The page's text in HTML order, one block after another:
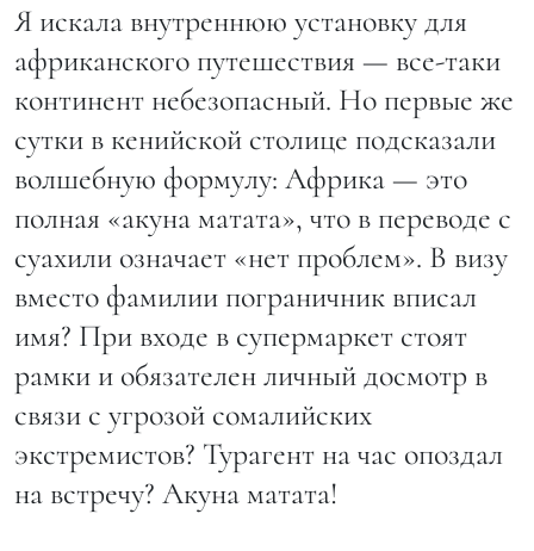
Я искала внутреннюю установку для
африканского путешествия — все-таки
континент небезопасный. Но первые же
сутки в кенийской столице подсказали
волшебную формулу: Африка — это
полная «акуна матата», что в переводе с
суахили означает «нет проблем». В визу
вместо фамилии пограничник вписал
имя? При входе в супермаркет стоят
рамки и обязателен личный досмотр в
связи с угрозой сомалийских
экстремистов? Турагент на час опоздал
на встречу? Акуна матата!